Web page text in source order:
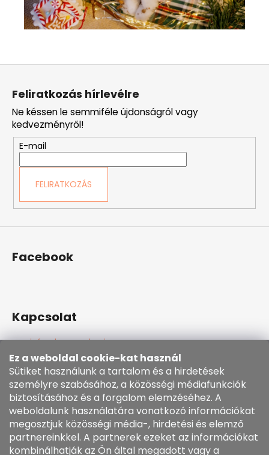
Ez a weboldal cookie-kat használ
Sütiket használunk a tartalom és a hirdetések
személyre szabásához, a közösségi médiafunkciók
biztosításához és a forgalom elemzéséhez. A
weboldalunk használatára vonatkozó információkat
megosztjuk közösségi média-, hirdetési és elemző
partnereinkkel. A partnerek ezeket az információkat
kombinálhatják az Ön által megadott vagy a
Feliratkozás hírlevélre
Ne késsen le semmiféle újdonságról vagy
kedvezményről!
E-mail
FELIRATKOZÁS
Facebook
Kapcsolat
info@kozenezbozi.com
381281747, 603225633
603225633
https://www.facebook.com/kozenezbozi/
Informace pro vás
Általános szerződési feltételek